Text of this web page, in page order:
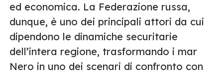
ed economica. La Federazione russa,
dunque, è uno dei principali attori da cui
dipendono le dinamiche securitarie
dell’intera regione, trasformando i mar
Nero in uno dei scenari di confronto con